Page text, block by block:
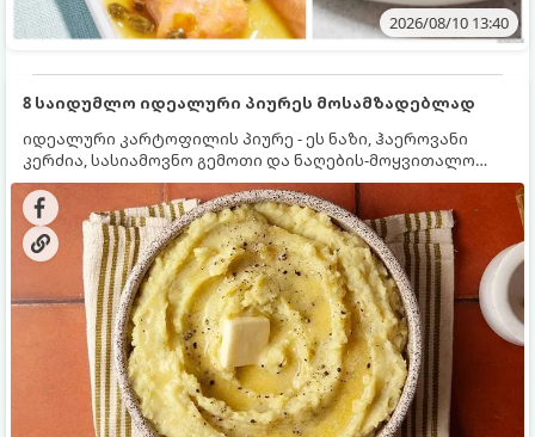
2026/08/10 13:40
8 საიდუმლო იდეალური პიურეს მოსამზადებლად
იდეალური კარტოფილის პიურე - ეს ნაზი, ჰაეროვანი
კერძია, სასიამოვნო გემოთი და ნაღების-მოყვითალო
ფერით. მისი მომზადება ძალიან მარტივია, მაგრამ
არსებობს რამდენიმე საიდუმლო, რომლებიც უნდა
იცოდეთ, რომ პიურე იდეალურად გემრიელი გამოვიდეს.